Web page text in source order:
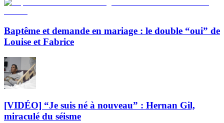
Baptême et demande en mariage : le double “oui” de
Louise et Fabrice
[VIDÉO] “Je suis né à nouveau” : Hernan Gil,
miraculé du séisme